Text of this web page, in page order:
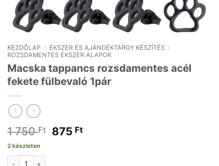
KEZDŐLAP / ÉKSZER ÉS AJÁNDÉKTÁRGY KÉSZÍTÉS /
ROZSDAMENTES ÉKSZER ALAPOK
Macska tappancs rozsdamentes acél
fekete fülbevaló 1pár
1 750Ft
Original
875 FtCurrent
2 készleten
Macska tappancs rozsdamentes acél fekete fülbevaló 1pár